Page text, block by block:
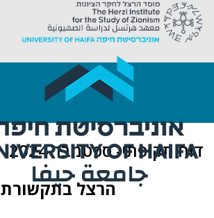
דוח תקופתי- ספטמבר 2024
הרצל בתקשורת